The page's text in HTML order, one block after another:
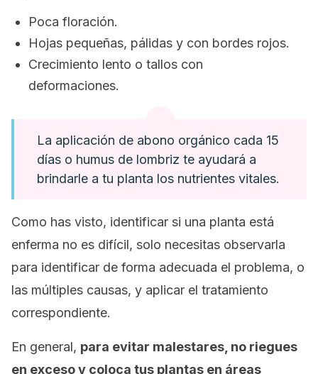
Poca floración.
Hojas pequeñas, pálidas y con bordes rojos.
Crecimiento lento o tallos con
deformaciones.
La aplicación de abono orgánico cada 15
días o humus de lombriz te ayudará a
brindarle a tu planta los nutrientes vitales.
Como has visto, identificar si una planta está
enferma no es difícil, solo necesitas observarla
para identificar de forma adecuada el problema, o
las múltiples causas, y aplicar el tratamiento
correspondiente.
En general, para evitar malestares, no riegues
en exceso y coloca tus plantas en áreas